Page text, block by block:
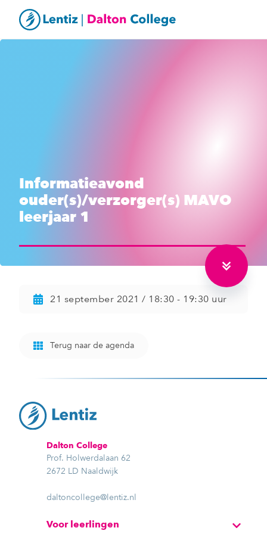
Informatieavond
ouder(s)/verzorger(s) MAVO
leerjaar 1
21 september 2021 / 18:30 - 19:30 uur
Terug naar de agenda
Dalton College
Prof. Holwerdalaan 62
2672 LD Naaldwijk
daltoncollege@lentiz.nl
Voor leerlingen